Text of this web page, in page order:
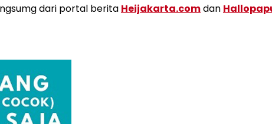
dari portal berita Heijakarta.comdan